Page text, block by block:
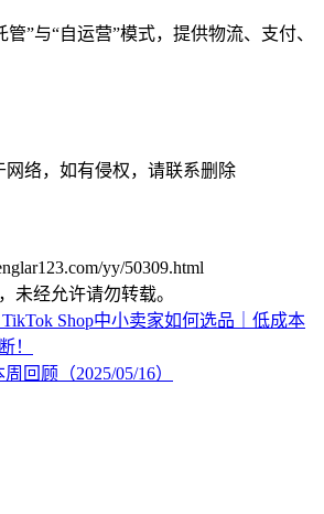
管”与“自运营”模式，提供物流、支付、
网络，如有侵权，请联系删除
yy/50309.html
未经允许请勿转载。
Shop中小卖家如何选品｜低成本
！
回顾（2025/05/16）